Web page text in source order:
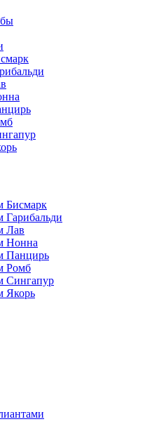
Бисмарк
Гарибальди
Лав
Нонна
Панцирь
Ромб
Сингапур
Якорь